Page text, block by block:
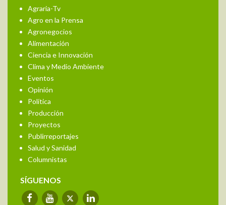
Agraria-Tv
Agro en la Prensa
Agronegocios
Alimentación
Ciencia e Innovación
Clima y Medio Ambiente
Eventos
Opinión
Política
Producción
Proyectos
Publirreportajes
Salud y Sanidad
Columnistas
SÍGUENOS